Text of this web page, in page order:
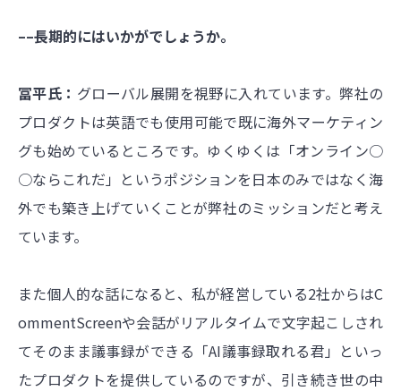
––長期的にはいかがでしょうか。
冨平氏： グローバル展開を視野に入れています。弊社の
プロダクトは英語でも使用可能で既に海外マーケティン
グも始めているところです。ゆくゆくは「オンライン○
○ならこれだ」というポジションを日本のみではなく海
外でも築き上げていくことが弊社のミッションだと考え
ています。
また個人的な話になると、私が経営している2社からはC
ommentScreenや会話がリアルタイムで文字起こしされ
てそのまま議事録ができる「AI議事録取れる君」といっ
たプロダクトを提供しているのですが、引き続き世の中